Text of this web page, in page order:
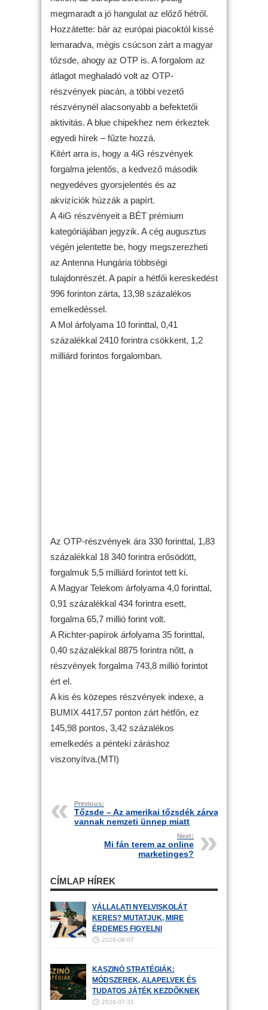
megmaradt a jó hangulat az előző hétről.
Hozzátette: bár az európai piacoktól kissé
lemaradva, mégis csúcson zárt a magyar
tőzsde, ahogy az OTP is. A forgalom az
átlagot meghaladó volt az OTP-
részvények piacán, a többi vezető
részvénynél alacsonyabb a befektetői
aktivitás. A blue chipekhez nem érkeztek
egyedi hírek – fűzte hozzá.
Kitért arra is, hogy a 4iG részvények
forgalma jelentős, a kedvező második
negyedéves gyorsjelentés és az
akvizíciók húzzák a papírt.
A 4iG részvényeit a BÉT prémium
kategóriájában jegyzik. A cég augusztus
végén jelentette be, hogy megszerezheti
az Antenna Hungária többségi
tulajdonrészét. A papír a hétfői kereskedést
996 forinton zárta, 13,98 százalékos
emelkedéssel.
A Mol árfolyama 10 forinttal, 0,41
százalékkal 2410 forintra csökkent, 1,2
milliárd forintos forgalomban.
Az OTP-részvények ára 330 forinttal, 1,83
százalékkal 18 340 forintra erősödött,
forgalmuk 5,5 milliárd forintot tett ki.
A Magyar Telekom árfolyama 4,0 forinttal,
0,91 százalékkal 434 forintra esett,
forgalma 65,7 millió forint volt.
A Richter-papírok árfolyama 35 forinttal,
0,40 százalékkal 8875 forintra nőtt, a
részvények forgalma 743,8 millió forintot
ért el.
A kis és közepes részvények indexe, a
BUMIX 4417,57 ponton zárt hétfőn, ez
145,98 pontos, 3,42 százalékos
emelkedés a pénteki záráshoz
viszonyítva.(MTI)
Previous:
Tőzsde – Az amerikai tőzsdék zárva
vannak nemzeti ünnep miatt
Next:
Mi fán terem az online
marketinges?
CÍMLAP HÍREK
VÁLLALATI NYELVISKOLÁT
KERES? MUTATJUK, MIRE
ÉRDEMES FIGYELNI
2026-08-07
KASZINÓ STRATÉGIÁK:
MÓDSZEREK, ALAPELVEK ÉS
TUDATOS JÁTÉK KEZDŐKNEK
2026-07-31